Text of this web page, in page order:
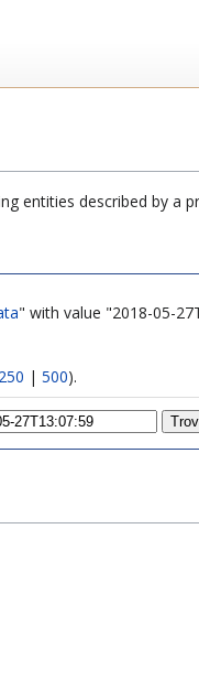
entities described by a
" with value "2018-05-
250 | 500).